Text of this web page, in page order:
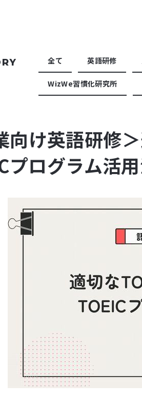
全て 英語研修
WizWe習慣化研究所
向け英語研修
プログラム活